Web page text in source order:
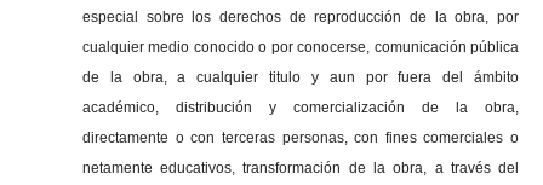
especial sobre los derechos de reproducción de la obra, por
cualquier medio conocido o por conocerse, comunicación pública
de la obra, a cualquier titulo y aun por fuera del ámbito
académico, distribución y comercialización de la obra,
directamente o con terceras personas, con fines comerciales o
netamente educativos, transformación de la obra, a través del